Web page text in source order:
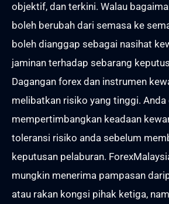
objektif, dan terkini. Walau
boleh berubah dari semasa ke
boleh dianggap sebagai nasihat
jaminan terhadap sebarang
Dagangan forex dan instrumen
melibatkan risiko yang tinggi.
mempertimbangkan keadaan
toleransi risiko anda sebelum
keputusan pelaburan.
mungkin menerima pampasan
atau rakan kongsi pihak ketiga,